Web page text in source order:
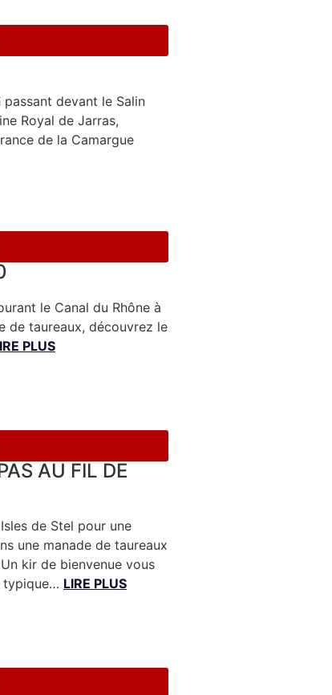
devant le Salin
Royal de Jarras,
de la Camargue
le Canal du Rhône à
de taureaux, découvrez le
PLUS
AU FIL DE
de Stel pour une
une manade de taureaux
kir de bienvenue vous
typique… LIRE PLUS